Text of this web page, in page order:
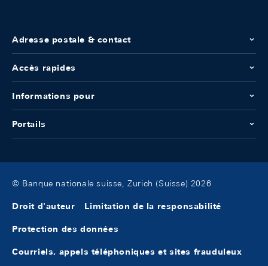
Adresse postale & contact
Accès rapides
Informations pour
Portails
© Banque nationale suisse, Zurich (Suisse) 2026
Droit d'auteur Limitation de la responsabilité
Protection des données
Courriels, appels téléphoniques et sites frauduleux